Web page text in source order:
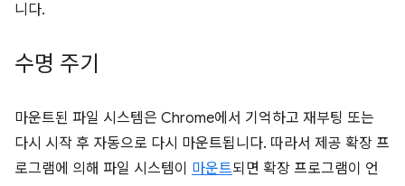
니다.
수명 주기
마운트된 파일 시스템은 Chrome에서 기억하고 재부팅 또는
다시 시작 후 자동으로 다시 마운트됩니다. 따라서 제공 확장 프
로그램에 의해 파일 시스템이 마운트되면 확장 프로그램이 언